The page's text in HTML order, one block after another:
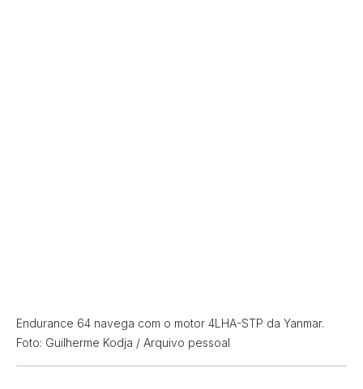
Endurance 64 navega com o motor 4LHA-STP da Yanmar.
Foto: Guilherme Kodja / Arquivo pessoal